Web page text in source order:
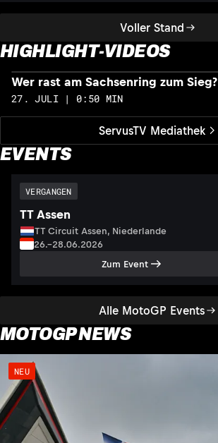
Voller Stand
HIGHLIGHT-VIDEOS
ServusTV Mediathek
Wer rast am Sachsenring zum Sieg?
27. JULI | 0:50 MIN
EVENTS
Alle MotoGP Events
VERGANGEN
TT Assen
TT Circuit Assen, Niederlande
26.–28.06.2026
Zum Event
MOTOGP NEWS
NEU